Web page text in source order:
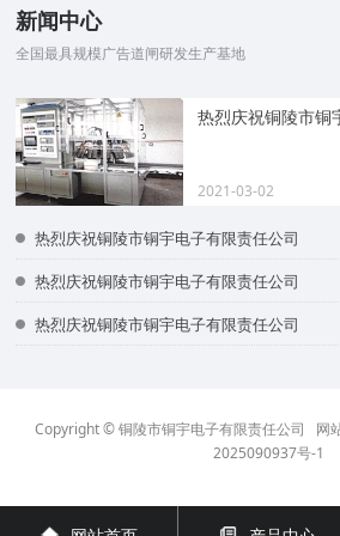
新闻中心
全国最具规模广告道闸研发生产基地
热烈庆祝铜陵市铜
2021-03-02
热烈庆祝铜陵市铜宇电子有限责任公司
热烈庆祝铜陵市铜宇电子有限责任公司
热烈庆祝铜陵市铜宇电子有限责任公司
Copyright © 铜陵市铜宇电子有限责任公司 网
2025090937号-1